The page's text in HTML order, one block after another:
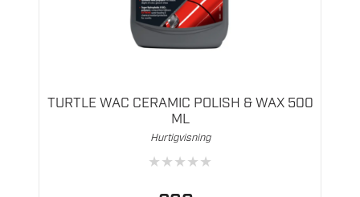
TURTLE WAC CERAMIC POLISH & WAX 500
ML
Hurtigvisning
★★★★★